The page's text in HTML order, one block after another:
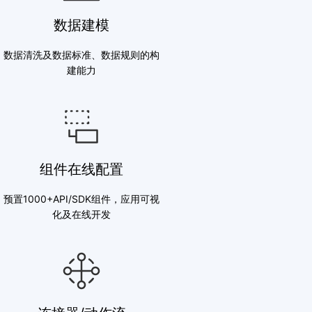
数据建模
数据清洗及数据标准、数据规则的构
建能力
组件在线配置
预置1000+API/SDK组件，应用可视
化及在线开发